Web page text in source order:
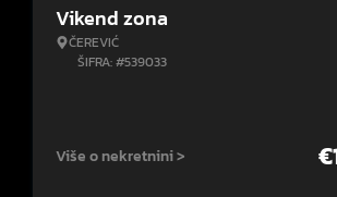
Vikend zona
ČEREVIĆ
ŠIFRA: #539033
Više o nekretnini > €